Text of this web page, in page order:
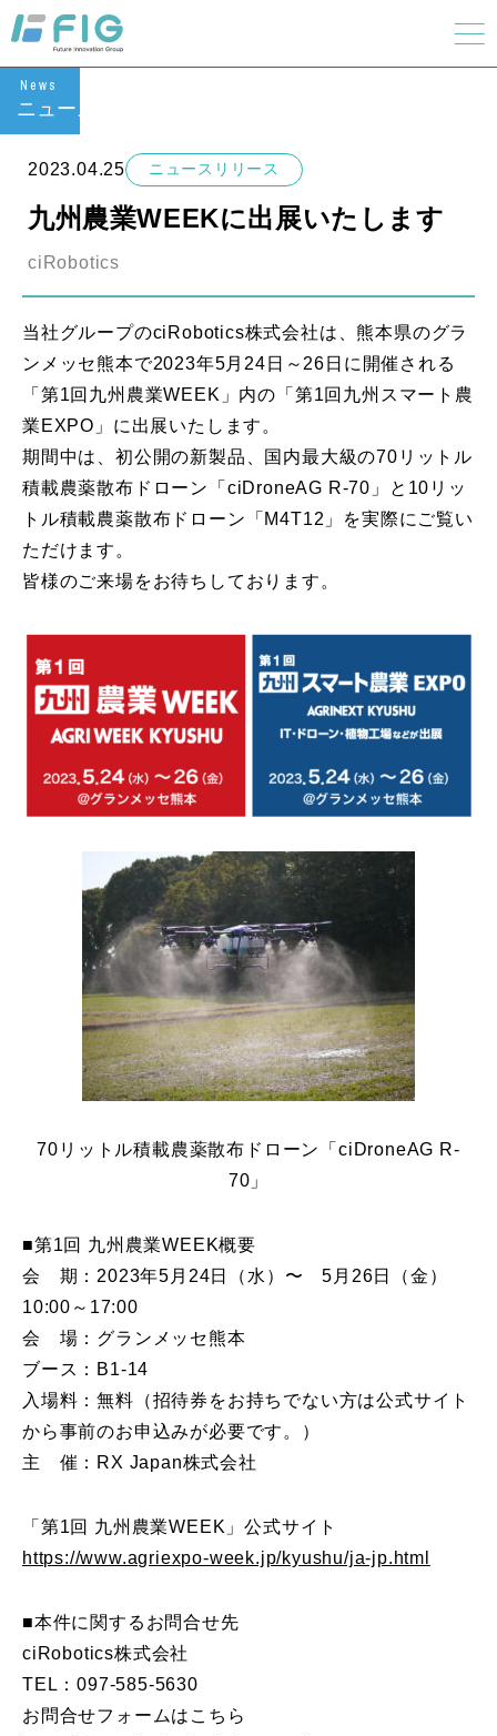
News
ニュース
2023.04.25 ニュースリリース
九州農業WEEKに出展いたします
ciRobotics
当社グループのciRobotics株式会社は、熊本県のグラ
ンメッセ熊本で2023年5月24日～26日に開催される
「第1回九州農業WEEK」内の「第1回九州スマート農
業EXPO」に出展いたします。
期間中は、初公開の新製品、国内最大級の70リットル
積載農薬散布ドローン「ciDroneAG R-70」と10リッ
トル積載農薬散布ドローン「M4T12」を実際にご覧い
ただけます。
皆様のご来場をお待ちしております。
70リットル積載農薬散布ドローン「ciDroneAG R-
70」
■第1回 九州農業WEEK概要
会 期：2023年5月24日（水）〜 5月26日（金）
10:00～17:00
会 場：グランメッセ熊本
ブース：B1-14
入場料：無料（招待券をお持ちでない方は公式サイト
から事前のお申込みが必要です。）
主 催：RX Japan株式会社
「第1回 九州農業WEEK」公式サイト
https://www.agriexpo-week.jp/kyushu/ja-jp.html
■本件に関するお問合せ先
ciRobotics株式会社
TEL：097-585-5630
お問合せフォームはこちら